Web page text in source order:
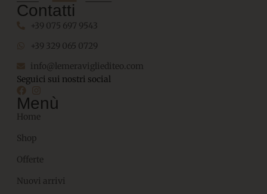
Contatti
+39 075 697 9543
+39 329 065 0729
info@lemeravigliediteo.com
Seguici sui nostri social
Menù
Home
Shop
Offerte
Nuovi arrivi